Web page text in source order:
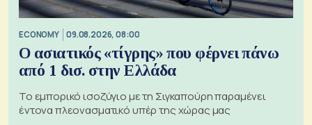
ECONOMY 09.08.2026, 08:00
Ο ασιατικός «τίγρης» που φέρνει πάνω
από 1 δισ. στην Ελλάδα
Το εμπορικό ισοζύγιο με τη Σιγκαπούρη παραμένει
έντονα πλεονασματικό υπέρ της χώρας μας